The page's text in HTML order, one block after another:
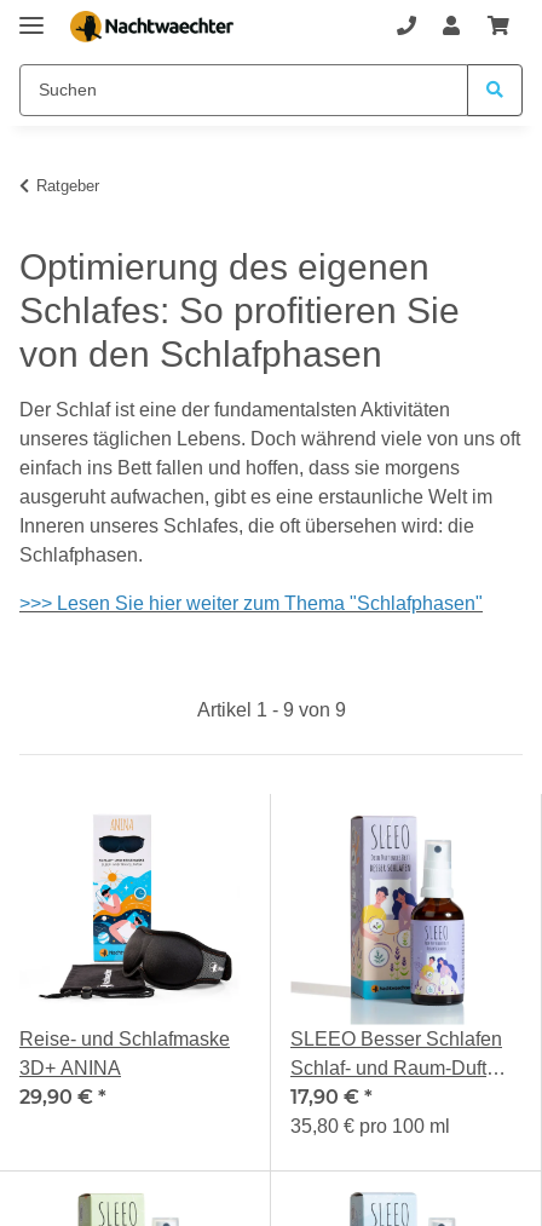
Ratgeber
Optimierung des eigenen
Schlafes: So profitieren Sie
von den Schlafphasen
Der Schlaf ist eine der fundamentalsten Aktivitäten
unseres täglichen Lebens. Doch während viele von uns oft
einfach ins Bett fallen und hoffen, dass sie morgens
ausgeruht aufwachen, gibt es eine erstaunliche Welt im
Inneren unseres Schlafes, die oft übersehen wird: die
Schlafphasen.
>>> Lesen Sie hier weiter zum Thema "Schlafphasen"
Artikel 1 - 9 von 9
Reise- und Schlafmaske
3D+ ANINA
29,90 € *
SLEEO Besser Schlafen
Schlaf- und Raum-Duft
50ml
17,90 € *
35,80 € pro 100 ml